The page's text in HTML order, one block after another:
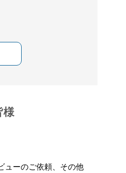
様
ューのご依頼、その他